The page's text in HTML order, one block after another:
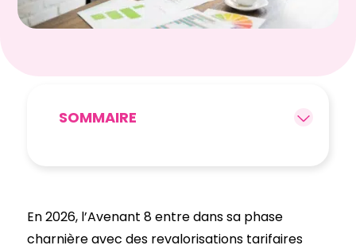
SOMMAIRE
En 2026, l’Avenant 8 entre dans sa phase
charnière avec des revalorisations tarifaires